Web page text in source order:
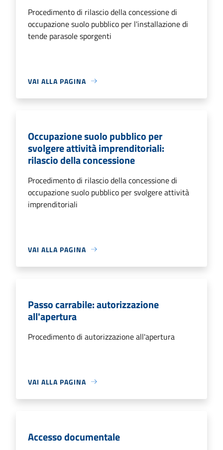
Procedimento di rilascio della concessione di
occupazione suolo pubblico per l'installazione di
tende parasole sporgenti
VAI ALLA PAGINA
Occupazione suolo pubblico per
svolgere attività imprenditoriali:
rilascio della concessione
Procedimento di rilascio della concessione di
occupazione suolo pubblico per svolgere attività
imprenditoriali
VAI ALLA PAGINA
Passo carrabile: autorizzazione
all'apertura
Procedimento di autorizzazione all'apertura
VAI ALLA PAGINA
Accesso documentale